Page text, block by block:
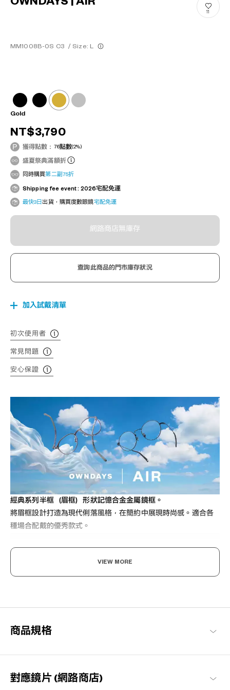
MM1008B-0S C3 / Size: L
11
Gold
NT$3,790
獲得點數： 76點數(2%)
盛夏祭典滿額折
同時購買第二副75折
Shipping fee event : 2026宅配免運
最快3日 出貨，購買度數眼鏡宅配免運
網路商店無庫存
查詢此商品的門市庫存狀況
加入試戴清單
初次使用者
常見問題
安心保證
經典系列半框（眉框）形狀記憶合金金屬鏡框。
將眉框設計打造為現代俐落風格，在簡約中展現時尚感。適合各
種場合配戴的優秀款式。
為了達到如空氣般的輕盈感受，採用超輕且超耐用的材料開發。鏡
VIEW MORE
商品規格
對應鏡片 (網路商店)